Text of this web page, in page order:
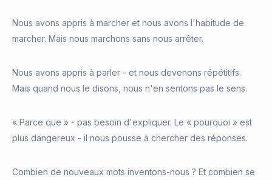
Nous avons appris à marcher et nous avons l'habitude de
marcher. Mais nous marchons sans nous arrêter.
Nous avons appris à parler - et nous devenons répétitifs.
Mais quand nous le disons, nous n'en sentons pas le sens.
« Parce que » - pas besoin d'expliquer. Le « pourquoi » est
plus dangereux - il nous pousse à chercher des réponses.
Combien de nouveaux mots inventons-nous ? Et combien se